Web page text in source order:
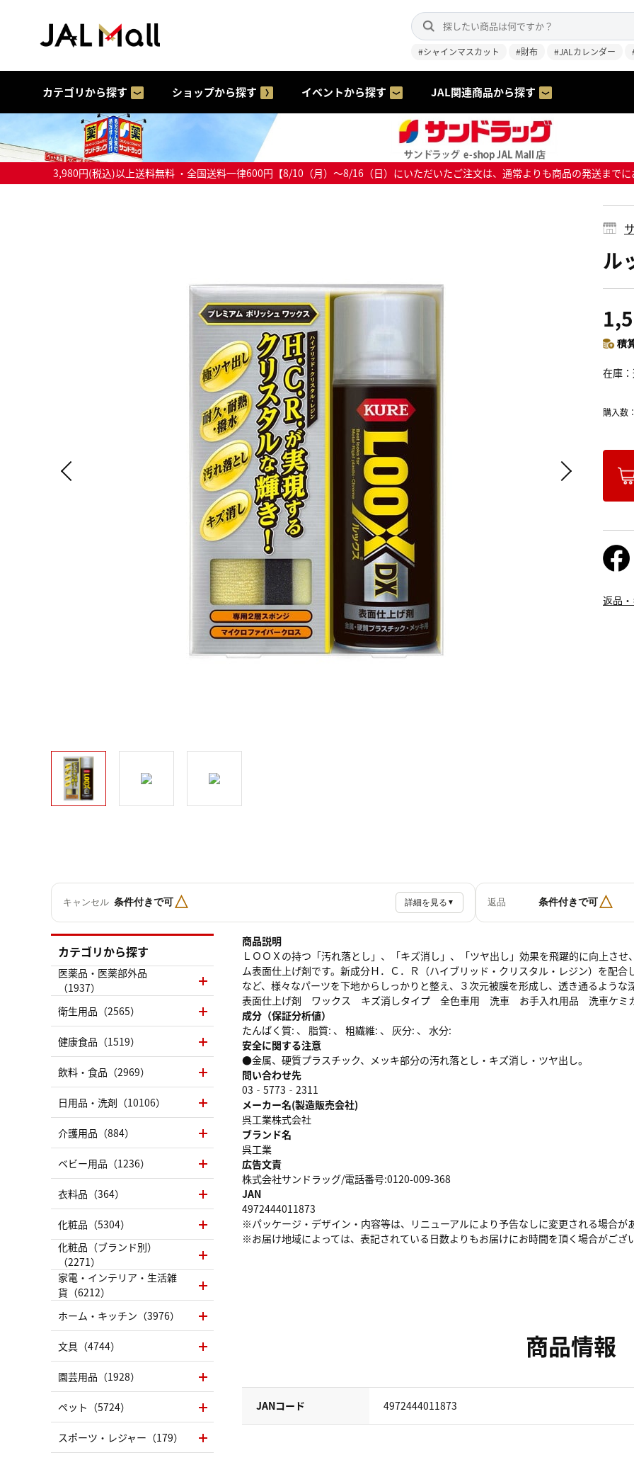
#シャインマスカット #財布 #JALカレンダー
カテゴリから探す ショップから探す イベントから探す JAL関連商品から探す
3,980円(税込)以上送料無料 ・全国送料一律600円【8/10（月）～8/16（日）にいただいたご注文は、通常よりも商品の発送まで
ル
積
在庫
購入数
返品
キャンセル 条件付きで可△ 詳細を見る ▼ 返品 条件付きで可△
商品説明
ＬＯＯＸの持つ「汚れ落とし」、「キズ消し」、「ツヤ出し」効果を飛躍的に向上さ
ム表面仕上げ剤です。新成分Ｈ．Ｃ．Ｒ（ハイブリッド・クリスタル・レジン）を配
など、様々なパーツを下地からしっかりと整え、３次元被膜を形成し、透き通るような
表面仕上げ剤 ワックス キズ消しタイプ 全色車用 洗車 お手入れ用品 洗車ケミ
成分（保証分析値）
たんぱく質: 、 脂質: 、 粗繊維: 、 灰分: 、 水分:
安全に関する注意
●金属、硬質プラスチック、メッキ部分の汚れ落とし・キズ消し・ツヤ出し。
問い合わせ先
03‐5773‐2311
メーカー名(製造販売会社)
呉工業株式会社
ブランド名
呉工業
広告文責
株式会社サンドラッグ/電話番号:0120-009-368
JAN
4972444011873
※パッケージ・デザイン・内容等は、リニューアルにより予告なしに変更される場合が
※お届け地域によっては、表記されている日数よりもお届けにお時間を頂く場合がござ
商品情報
JANコード 4972444011873
カテゴリから探す
医薬品・医薬部外品
（1937）
衛生用品（2565）
健康食品（1519）
飲料・食品（2969）
日用品・洗剤（10106）
介護用品（884）
ベビー用品（1236）
衣料品（364）
化粧品（5304）
化粧品（ブランド別）
（2271）
家電・インテリア・生活雑
貨（6212）
ホーム・キッチン（3976）
文具（4744）
園芸用品（1928）
ペット（5724）
スポーツ・レジャー（179）